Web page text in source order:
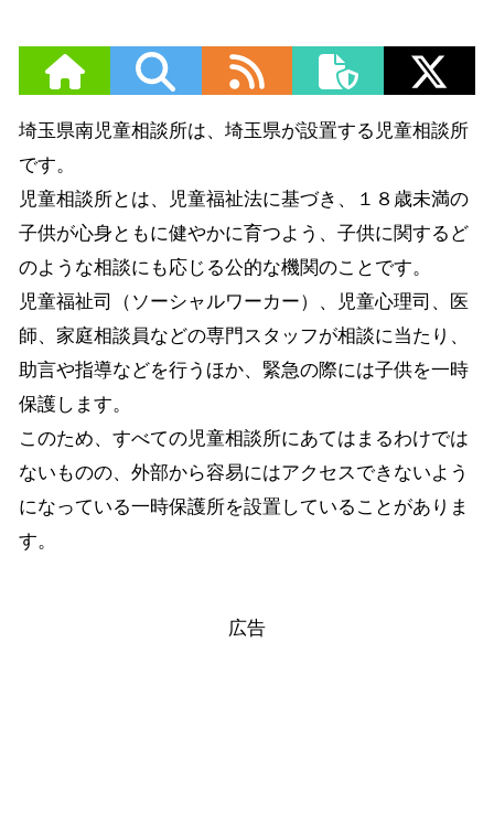
埼玉県南児童相談所は、埼玉県が設置する児童相談所
です。
児童相談所とは、児童福祉法に基づき、１８歳未満の
子供が心身ともに健やかに育つよう、子供に関するど
のような相談にも応じる公的な機関のことです。
児童福祉司（ソーシャルワーカー）、児童心理司、医
師、家庭相談員などの専門スタッフが相談に当たり、
助言や指導などを行うほか、緊急の際には子供を一時
保護します。
このため、すべての児童相談所にあてはまるわけでは
ないものの、外部から容易にはアクセスできないよう
になっている一時保護所を設置していることがありま
す。